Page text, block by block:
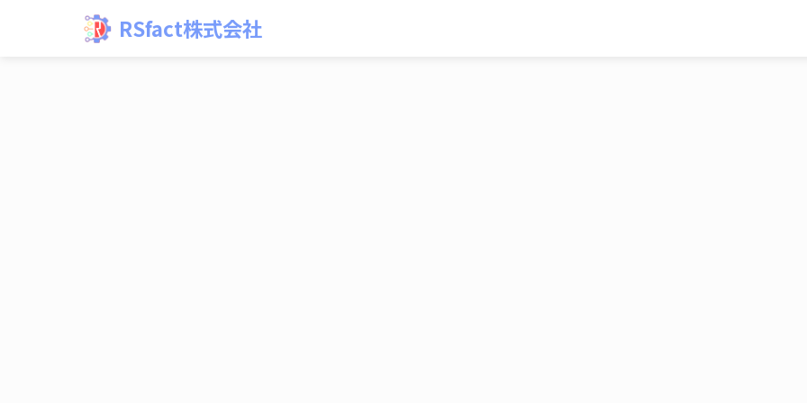
RSfact株式会社